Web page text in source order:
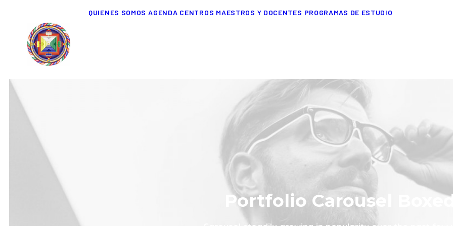
QUIENES SOMOS AGENDA CENTROS MAESTROS Y DOCENTES PROGRAMAS DE ESTUDIO
Portfolio Carousel